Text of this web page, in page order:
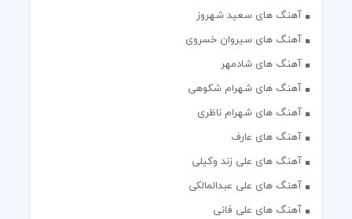
آهنگ های سعید شهروز
آهنگ های سیروان خسروی
آهنگ های شادمهر
آهنگ های شهرام شکوهی
آهنگ های شهرام ناظری
آهنگ های عارف
آهنگ های علی زند وکیلی
آهنگ های علی عبدالمالکی
آهنگ های علی فانی